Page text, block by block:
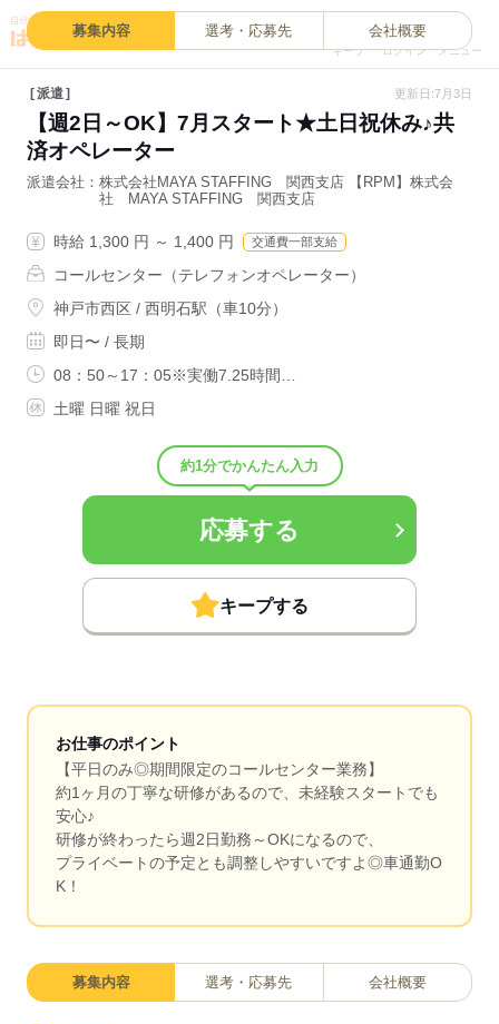
キープ ログイン メニュー
募集内容 選考・応募先 会社概要
派遣 更新日:7月3日
【週2日～OK】7月スタート★土日祝休み♪共
済オペレーター
派遣会社
株式会社MAYA STAFFING 関西支店 【RPM】株式会
社 MAYA STAFFING 関西支店
時給 1,300 円 ～ 1,400 円 交通費一部支給
コールセンター（テレフォンオペレーター）
神戸市西区 / 西明石駅（車10分）
即日〜 / 長期
08：50～17：05※実働7.25時間…
土曜 日曜 祝日
約1分でかんたん入力
応募する
キープする
お仕事のポイント
【平日のみ◎期間限定のコールセンター業務】
約1ヶ月の丁寧な研修があるので、未経験スタートでも
安心♪
研修が終わったら週2日勤務～OKになるので、
プライベートの予定とも調整しやすいですよ◎車通勤O
K！
募集内容 選考・応募先 会社概要